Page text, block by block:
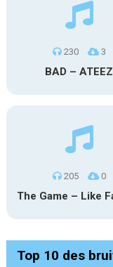
230 3
BAD – ATEEZ
205 0
Top 10 des